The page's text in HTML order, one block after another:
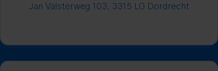
Jan Valsterweg 103, 3315 LG Dordrecht